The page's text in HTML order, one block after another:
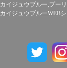
カイジュウブルー,プー
カイジュウブルーWEB